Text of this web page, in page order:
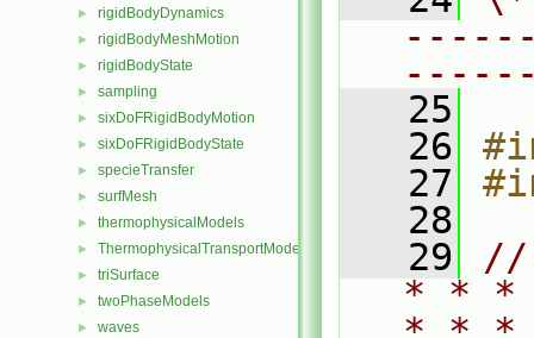
► rigidBodyDynamics
► rigidBodyMeshMotion
► rigidBodyState
► sampling
► sixDoFRigidBodyMotion
► sixDoFRigidBodyState
► specieTransfer
► surfMesh
► thermophysicalModels
► ThermophysicalTransportModels
► triSurface
► twoPhaseModels
► waves
   25
   26
   27
   28
   29
//
* * *